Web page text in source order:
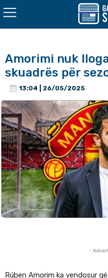
Amorimi nuk
skuadrës për
13:04 | 26/05/2025
-
Rúben Amorim ka vendosur